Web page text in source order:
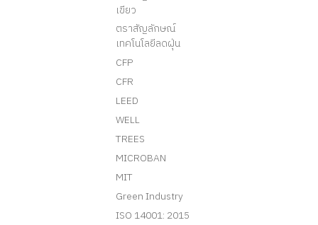
เขียว
ตราสัญลักษณ์
เทคโนโลยีลดฝุ่น
CFP
CFR
LEED
WELL
TREES
MICROBAN
MIT
Green Industry
ISO 14001: 2015